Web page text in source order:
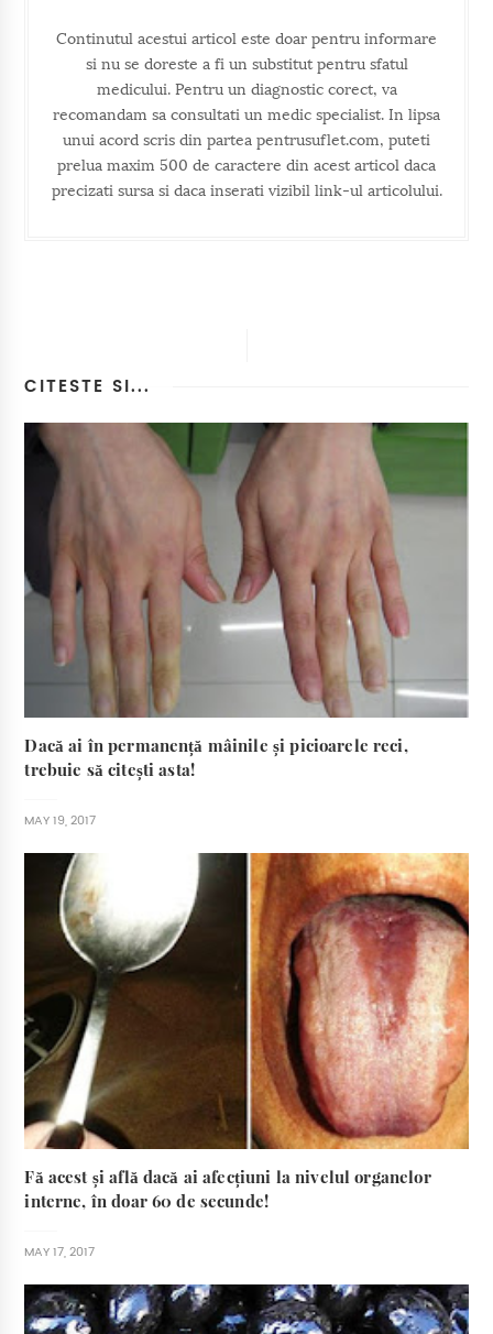
Continutul acestui articol este doar pentru informare
si nu se doreste a fi un substitut pentru sfatul
medicului. Pentru un diagnostic corect, va
recomandam sa consultati un medic specialist. In lipsa
unui acord scris din partea pentrusuflet.com, puteti
prelua maxim 500 de caractere din acest articol daca
precizati sursa si daca inserati vizibil link-ul articolului.
CITESTE SI...
Dacă ai în permanență mâinile și picioarele reci,
trebuie să citești asta!
MAY 19, 2017
Fă acest și află dacă ai afecțiuni la nivelul organelor
interne, în doar 60 de secunde!
MAY 17, 2017